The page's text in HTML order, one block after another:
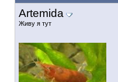
Artemida
Живу я тут